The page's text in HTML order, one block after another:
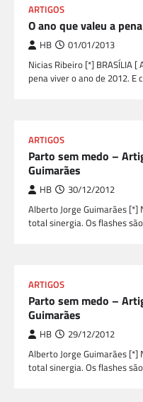
ARTIGOS
O ano que valeu a
HB 01/01/2013
Nicias Ribeiro [*] BRASÍLIA
pena viver o ano de 2012. E
ARTIGOS
Parto sem medo –
Guimarães
HB 30/12/2012
Alberto Jorge Guimarães [*]
total sinergia. Os flashes
ARTIGOS
Parto sem medo –
Guimarães
HB 29/12/2012
Alberto Jorge Guimarães [*]
total sinergia. Os flashes